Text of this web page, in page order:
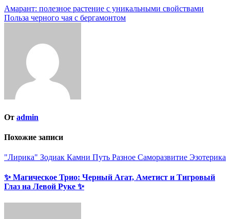
Навигация
по
Амарант: полезное растение с уникальными свойствами
Польза черного чая с бергамонтом
От admin
Похожие записи
"Лирика" Зодиак Камни Путь Разное Саморазвитие Эзотерика
✨ Магическое Трио: Черный Агат, Аметист и Тигровый
Глаз на Левой Руке ✨